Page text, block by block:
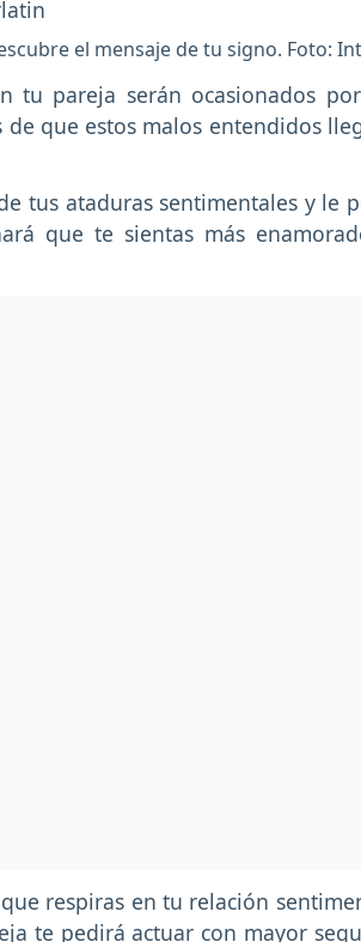
el mensaje de tu signo. Foto:
tu pareja serán ocasionados
que estos malos entendidos
tus ataduras sentimentales y le
que te sientas más
respiras en tu relación
te pedirá actuar con mayor